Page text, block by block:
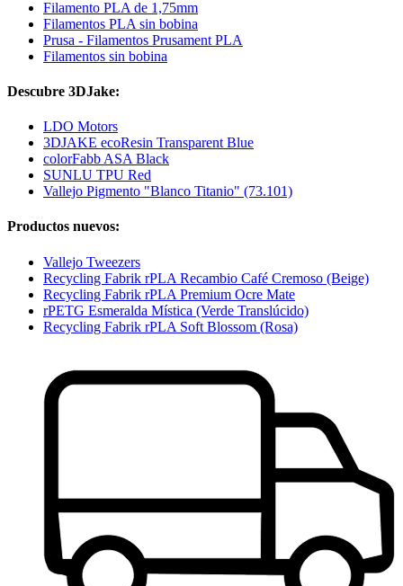
Filamento PLA de 1,75mm
Filamentos PLA sin bobina
Prusa - Filamentos Prusament PLA
Filamentos sin bobina
Descubre 3DJake:
LDO Motors
3DJAKE ecoResin Transparent Blue
colorFabb ASA Black
SUNLU TPU Red
Vallejo Pigmento "Blanco Titanio" (73.101)
Productos nuevos:
Vallejo Tweezers
Recycling Fabrik rPLA Recambio Café Cremoso (Beige)
Recycling Fabrik rPLA Premium Ocre Mate
rPETG Esmeralda Mística (Verde Translúcido)
Recycling Fabrik rPLA Soft Blossom (Rosa)